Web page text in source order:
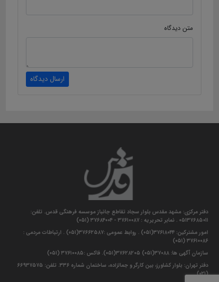
متن دیدگاه
ارسال دیدگاه
دفتر مرکزی: مشهد مقدس بلوار سجاد تقاطع جانباز موسسه فرهنگی قدس. تلفن:
۰۵۱۳۷۶۸۵۰۱۱ . نمابر تحریریه : ۳۷۶۱۰۰۸۷ - ۳۷۶۸۴۰۰۴ (۰۵۱)
امور مشترکین: ۳۷۶۱۸۰۴۴(۰۵۱) . روابط عمومی :۳۷۶۶۲۵۸۷(۰۵۱) . ارتباطات مردمی :
۳۷۶۱۰۰۸۶ (۰۵۱)
سازمان آگهی ها: ۳۷۰۸۸(۰۵۱) ۳۷۶۲۸۲۰۵(۰۵۱). فاکس :۳۷۶۱۰۰۸۵ (۰۵۱)
دفتر تهران: بلوار کشاورز، بین کارگر و جمالزاده، ساختمان شماره ۳۳۶. تلفن: ۶۶۹۳۷۵۷۵
(۰۲۱)